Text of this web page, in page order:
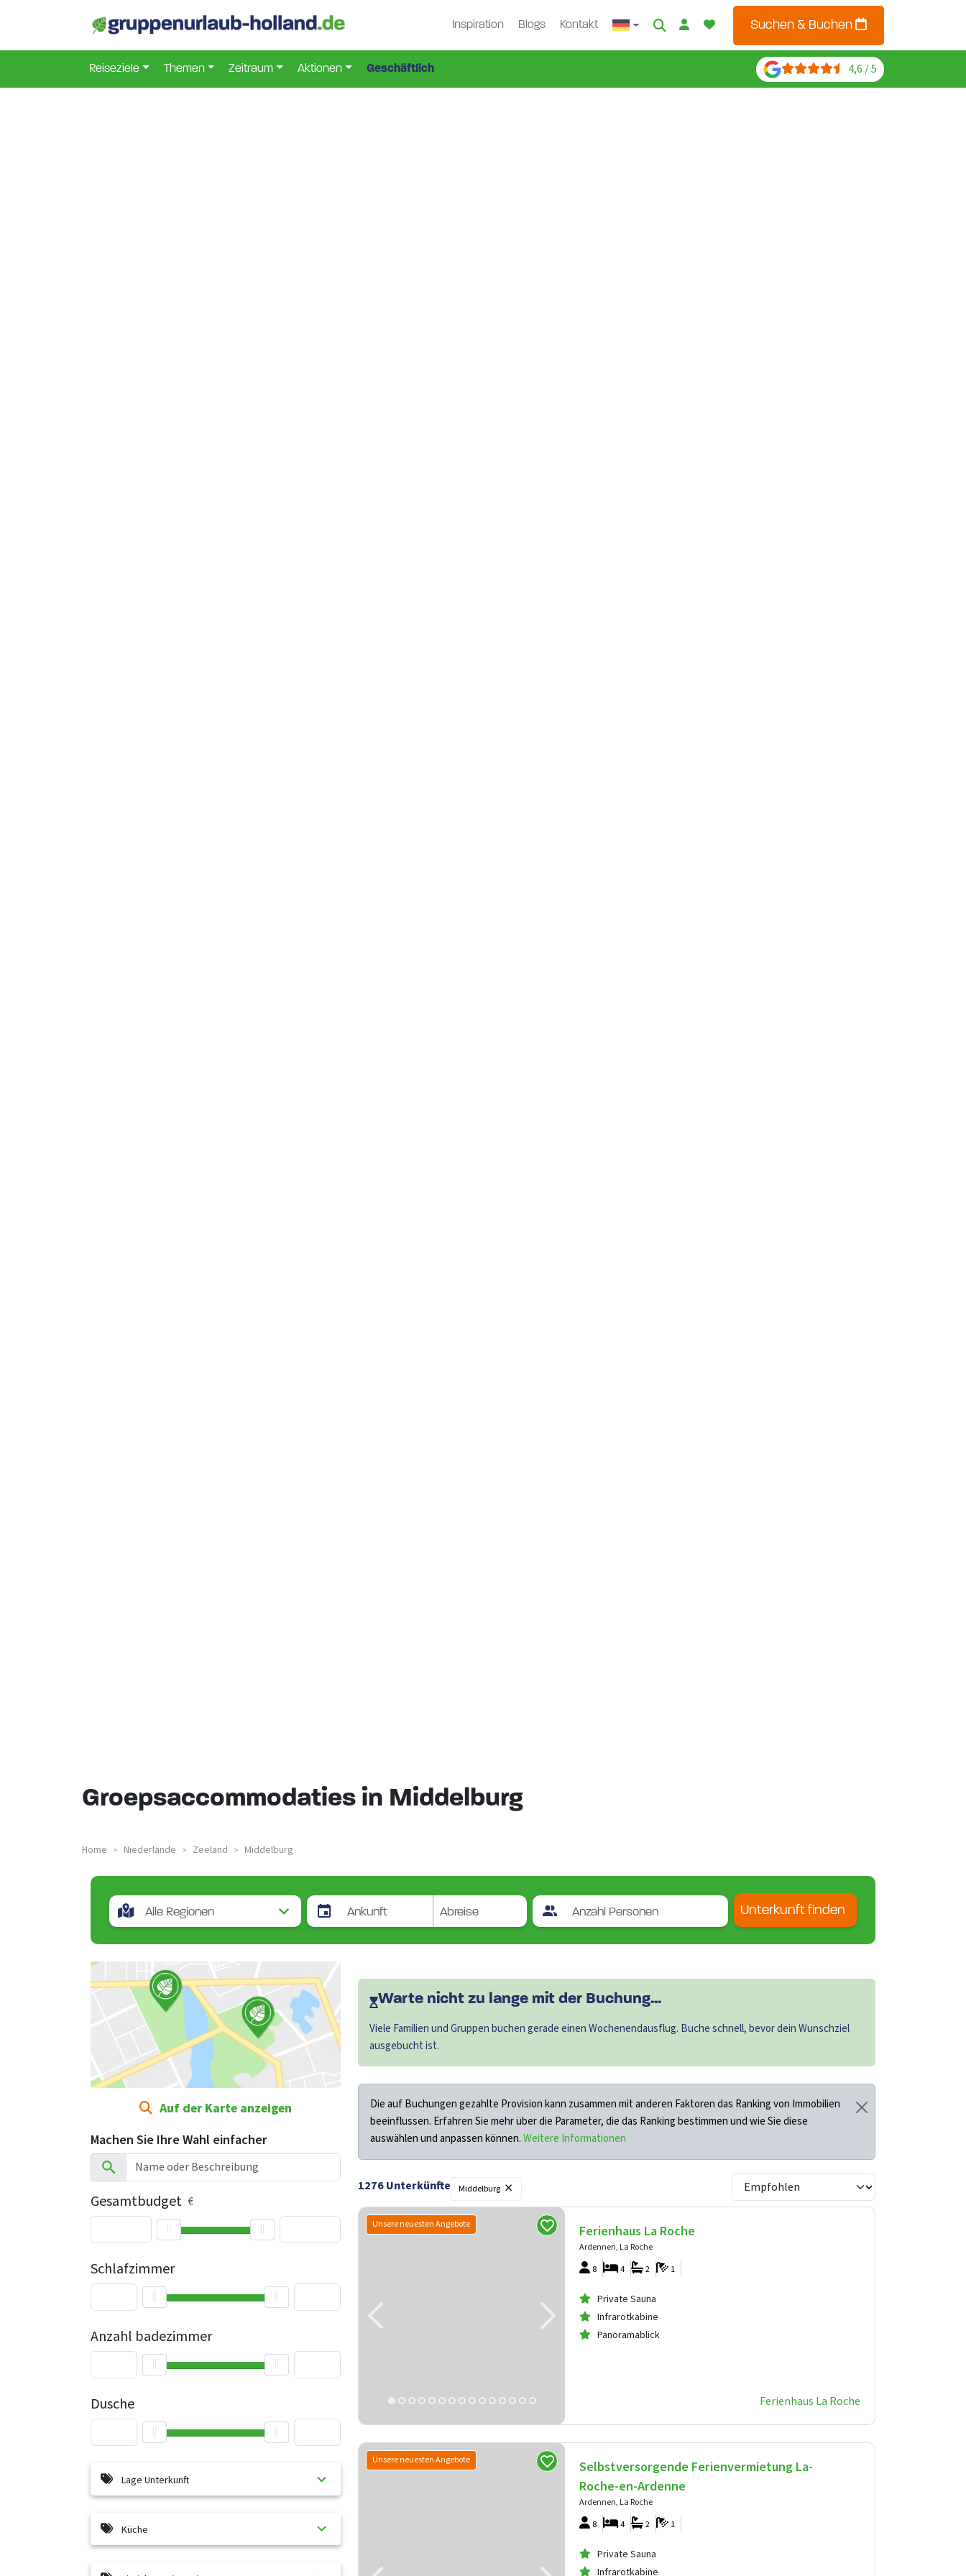
Inspiration Blogs Kontakt Suchen & Buchen
Reiseziele Themen Zeitraum Aktionen Geschäftlich 4,6 / 5
Groepsaccommodaties in Middelburg
Home > Niederlande > Zeeland > Middelburg
Unterkunft finden
Auf der Karte anzeigen
Machen Sie Ihre Wahl einfacher
Gesamtbudget €
Dusche
Anzahl badezimmer
Schlafzimmer
Lage Unterkunft
Küche
Warte nicht zu lange mit der Buchung...
Viele Familien und Gruppen buchen gerade einen Wochenendausflug. Buche schnell, bevor dein Wunschziel
ausgebucht ist.
Die auf Buchungen gezahlte Provision kann zusammen mit anderen Faktoren das Ranking von Immobilien
beeinflussen. Erfahren Sie mehr über die Parameter, die das Ranking bestimmen und wie Sie diese
auswählen und anpassen können.Weitere Informationen
1276Unterkünfte Middelburg ×
Unsere neuesten Angebote Ferienhaus La Roche
Ardennen, La Roche
8
1
2
4
Private Sauna
Infrarotkabine
Panoramablick
Ferienhaus La Roche
Unsere neuesten Angebote
Selbstversorgende Ferienvermietung La-
Roche-en-Ardenne
Ardennen, La Roche
8
1
2
4
Private Sauna
Infrarotkabine